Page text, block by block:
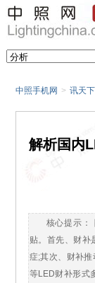
中照手机网 > 讯天下
解析国内
核心提示：
贴。首先、财补
症;其次、财补
等LED财补形式